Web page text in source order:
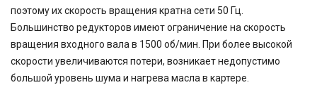
поэтому их скорость вращения кратна сети 50 Гц.
Большинство редукторов имеют ограничение на скорость
вращения входного вала в 1500 об/мин. При более высокой
скорости увеличиваются потери, возникает недопустимо
большой уровень шума и нагрева масла в картере.